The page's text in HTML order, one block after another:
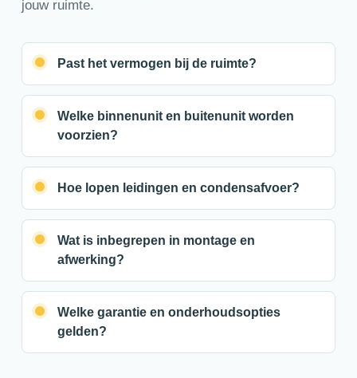
jouw ruimte.
Past het vermogen bij de ruimte?
Welke binnenunit en buitenunit worden
voorzien?
Hoe lopen leidingen en condensafvoer?
Wat is inbegrepen in montage en
afwerking?
Welke garantie en onderhoudsopties
gelden?